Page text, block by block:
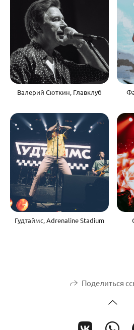
Валерий Сюткин, Главклуб
Гудтаймс, Adrenaline Stadium
Поделиться